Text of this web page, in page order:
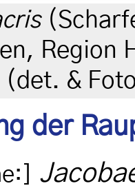
Region
(det. &
der